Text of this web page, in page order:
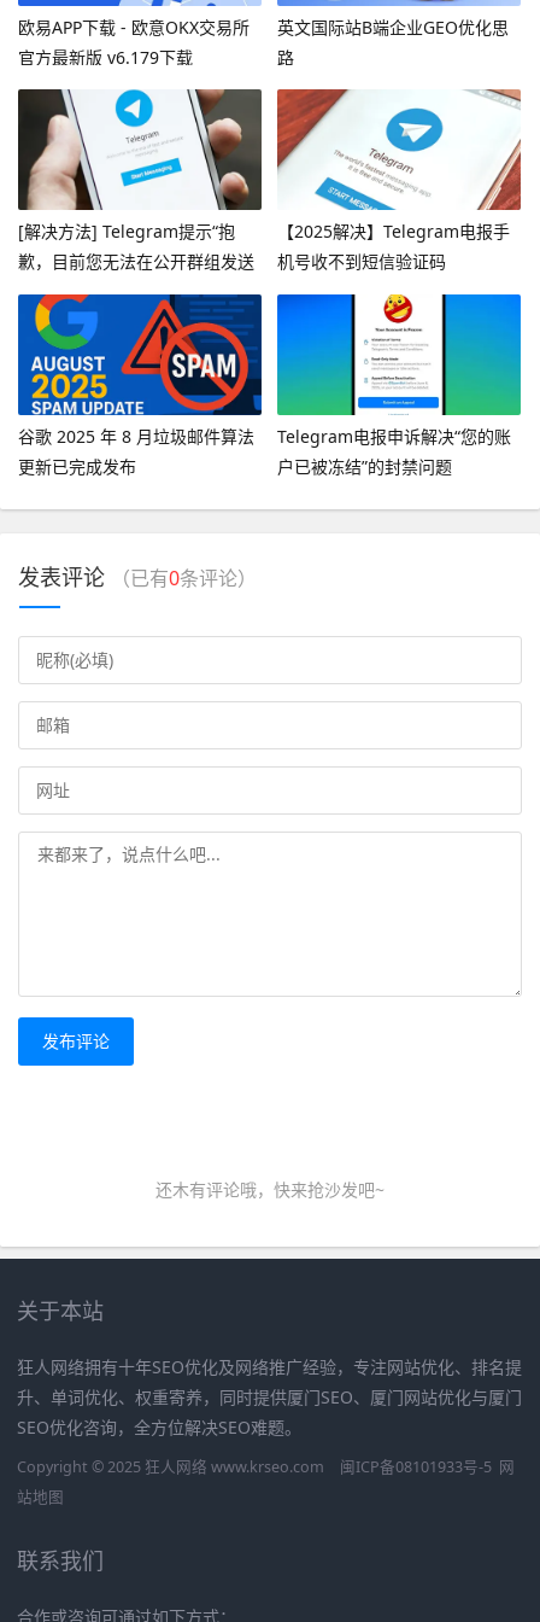
欧易APP下载 - 欧意OKX交易所
官方最新版 v6.179下载
英文国际站B端企业GEO优化思
路
[解决方法] Telegram提示“抱
歉，目前您无法在公开群组发送
消息”
【2025解决】Telegram电报手
机号收不到短信验证码
谷歌 2025 年 8 月垃圾邮件算法
更新已完成发布
Telegram电报申诉解决“您的账
户已被冻结”的封禁问题
发表评论 （已有0条评论）
发布评论
还木有评论哦，快来抢沙发吧~
关于本站
狂人网络拥有十年SEO优化及网络推广经验，专注网站优化、排名提
升、单词优化、权重寄养，同时提供厦门SEO、厦门网站优化与厦门
SEO优化咨询，全方位解决SEO难题。
Copyright © 2025 狂人网络 www.krseo.com 闽ICP备08101933号-5 网
站地图
联系我们
合作或咨询可通过如下方式：